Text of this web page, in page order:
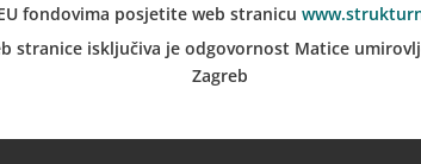
fondovima posjetite web stranicu
stranice isključiva je odgovornost Matice
Zagreb